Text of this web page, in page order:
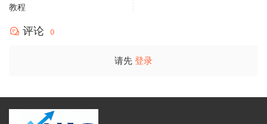
教程
评论 0
请先 登录